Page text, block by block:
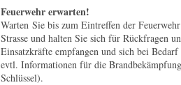
Feuerwehr erwarten!
Warten Sie bis zum Eintreffen der
Strasse und halten Sie sich für Rückfragen
Einsatzkräfte empfangen und sich bei
evtl. Informationen für die
Schlüssel).